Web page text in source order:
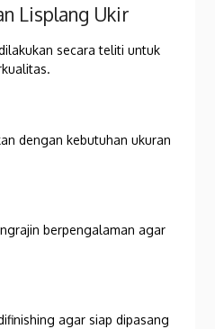
Lisplang Ukir
secara teliti untuk
dengan kebutuhan ukuran
berpengalaman agar
agar siap dipasang